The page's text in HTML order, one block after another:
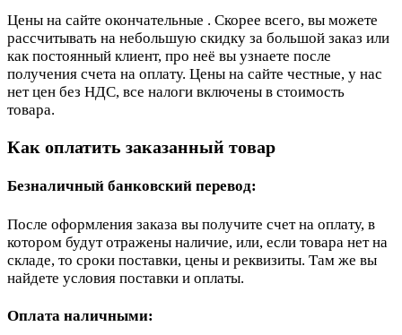
Цены на сайте окончательные . Скорее всего, вы можете
рассчитывать на небольшую скидку за большой заказ или
как постоянный клиент, про неё вы узнаете после
получения счета на оплату. Цены на сайте честные, у нас
нет цен без НДС, все налоги включены в стоимость
товара.
Как оплатить заказанный товар
Безналичный банковский перевод:
После оформления заказа вы получите счет на оплату, в
котором будут отражены наличие, или, если товара нет на
складе, то сроки поставки, цены и реквизиты. Там же вы
найдете условия поставки и оплаты.
Оплата наличными: